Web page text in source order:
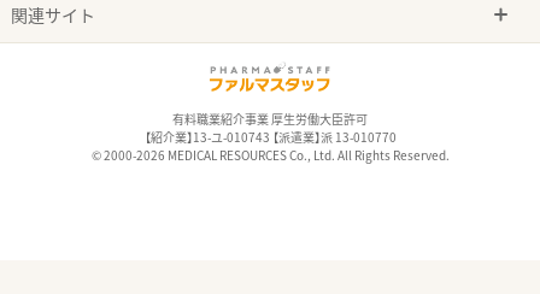
関連サイト
有料職業紹介事業 厚生労働大臣許可
【紹介業】13-ユ-010743 【派遣業】派 13-010770
© 2000-2026 MEDICAL RESOURCES Co., Ltd. All Rights Reserved.